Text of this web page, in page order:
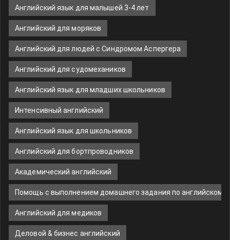
Английский язык для малышей 3-4 лет
Английский для моряков
Английский для людей с Синдромом Аспергера
Английский для судомехаников
Английский язык для младших школьников
Интенсивный английский
Английский язык для школьников
Английский для бортпроводников
Академический английский
Помощь с выполнением домашнего задания по английскому
Английский для медиков
Деловой & бизнес английский